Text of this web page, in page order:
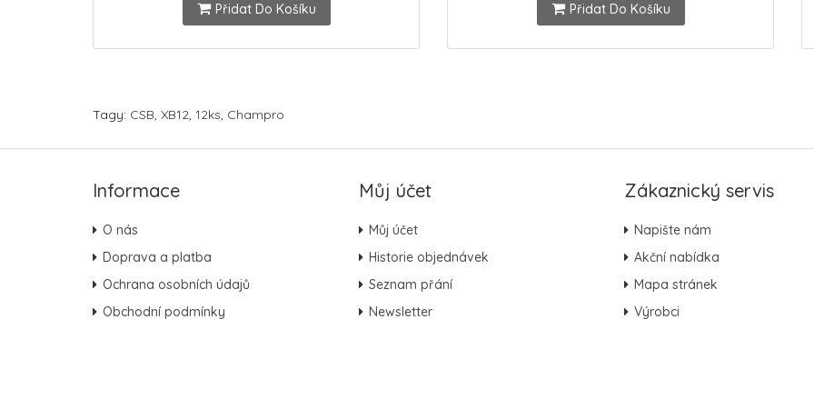
Přidat Do Košíku Přidat Do Košíku
Tagy: CSB, XB12, 12ks, Champro
Informace
O nás
Doprava a platba
Ochrana osobních údajů
Obchodní podmínky
Můj účet
Můj účet
Historie objednávek
Seznam přání
Newsletter
Zákaznický servis
Napište nám
Akční nabídka
Mapa stránek
Výrobci